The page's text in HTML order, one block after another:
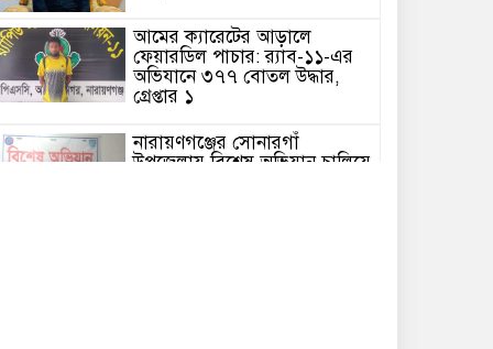
আমের ক্যারেটের আড়ালে
ফেয়ারডিল পাচার: র‍্যাব-১১-এর
অভিযানে ৩৭৭ বোতল উদ্ধার,
গ্রেপ্তার ১
নারায়ণগঞ্জের সোনারগাঁ
উপজেলায় বিশেষ অভিযান চালিয়ে